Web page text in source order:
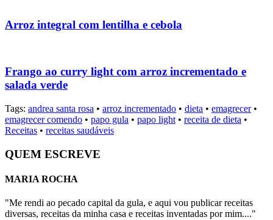
Arroz integral com lentilha e cebola
Frango ao curry light com arroz incrementado e
salada verde
Tags: andrea santa rosa • arroz incrementado • dieta • emagrecer•
emagrecer comendo • papo gula • papo light • receita de dieta •
Receitas • receitas saudáveis
QUEM ESCREVE
MARIA ROCHA
"Me rendi ao pecado capital da gula, e aqui vou publicar receitas
diversas, receitas da minha casa e receitas inventadas por mim...."